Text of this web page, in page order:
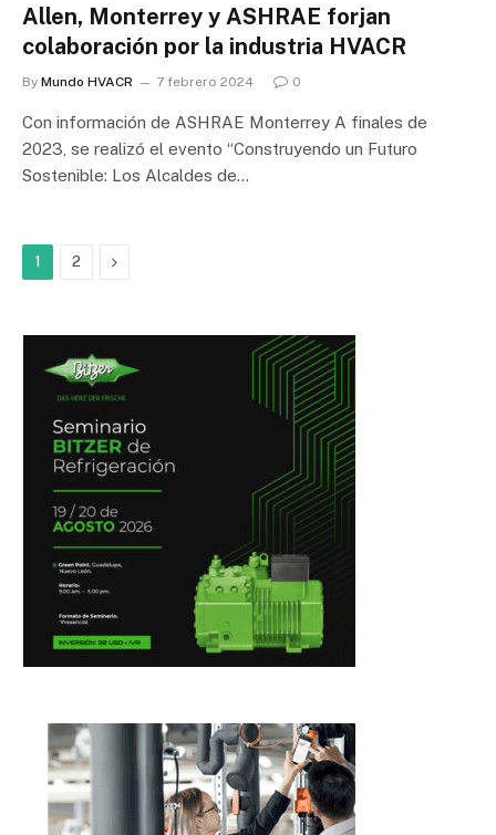
Allen, Monterrey y ASHRAE forjan
colaboración por la industria HVACR
By Mundo HVACR 7 febrero 2024 0
Con información de ASHRAE Monterrey A finales de
2023, se realizó el evento “Construyendo un Futuro
Sostenible: Los Alcaldes de…
1 2 Next